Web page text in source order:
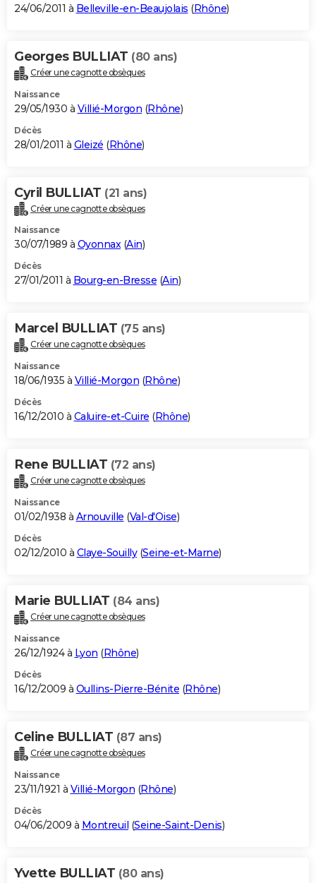
24/06/2011 à Belleville-en-Beaujolais (Rhône)
Georges BULLIAT (80 ans)
Créer une cagnotte obsèques
Naissance
29/05/1930 à Villié-Morgon (Rhône)
Décès
28/01/2011 à Gleizé (Rhône)
Cyril BULLIAT (21 ans)
Créer une cagnotte obsèques
Naissance
30/07/1989 à Oyonnax(Ain)
Décès
27/01/2011 à Bourg-en-Bresse (Ain)
Marcel BULLIAT (75 ans)
Créer une cagnotte obsèques
Naissance
18/06/1935 à Villié-Morgon (Rhône)
Décès
16/12/2010 à Caluire-et-Cuire (Rhône)
Rene BULLIAT (72 ans)
Créer une cagnotte obsèques
Naissance
01/02/1938 à Arnouville (Val-d'Oise)
Décès
02/12/2010 à Claye-Souilly(Seine-et-Marne)
Marie BULLIAT (84 ans)
Créer une cagnotte obsèques
Naissance
26/12/1924 à Lyon (Rhône)
Décès
16/12/2009 à Oullins-Pierre-Bénite (Rhône)
Celine BULLIAT (87 ans)
Créer une cagnotte obsèques
Naissance
23/11/1921 à Villié-Morgon (Rhône)
Décès
04/06/2009 à Montreuil (Seine-Saint-Denis)
Yvette BULLIAT (80 ans)